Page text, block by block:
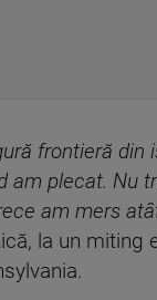
frontieră din
am plecat. Nu
am mers
la un miting